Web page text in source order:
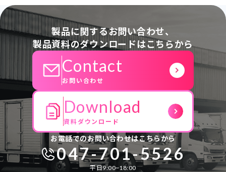
製品に関するお問い合わせ、
製品資料のダウンロードはこちらから
Contact
お問い合わせ
Download
資料ダウンロード
お電話でのお問い合わせはこちらから
047-701-5526
平日9:00~18:00